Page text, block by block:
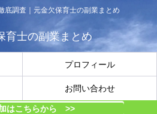
底調査｜元金欠保育士の副業まとめ
プロフィール
お問い合わせ
はこちらから >>